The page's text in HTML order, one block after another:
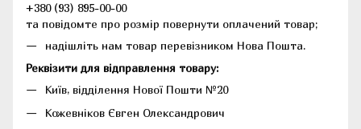
+380 (93) 895-00-00
та повідомте про розмір повернути оплачений товар;
надішліть нам товар перевізником Нова Пошта.
Реквізити для відправлення товару:
Київ, відділення Нової Пошти №20
Кожевніков Євген Олександрович